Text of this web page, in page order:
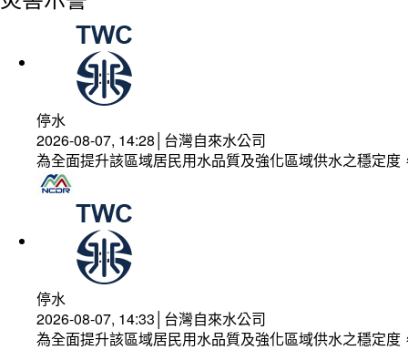
停水
2026-08-07, 14:28│台灣自來水公司
為全面提升該區域居民用水品質及強化區域供水之穩定
停水
2026-08-07, 14:33│台灣自來水公司
為全面提升該區域居民用水品質及強化區域供水之穩定